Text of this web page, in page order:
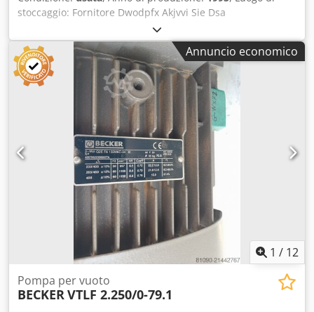
stoccaggio: Fornitore Dwodpfx Akjvvi Sie Dsa
Annuncio economico
1 / 12
Pompa per vuoto
BECKER VTLF 2.250/0-79.1